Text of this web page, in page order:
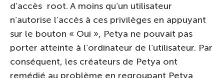
d’accès root. A moins qu’un utilisateur
n’autorise l’accès à ces privilèges en appuyant
sur le bouton « Oui », Petya ne pouvait pas
porter atteinte à l’ordinateur de l’utilisateur. Par
conséquent, les créateurs de Petya ont
remédié au problème en regroupant Petya